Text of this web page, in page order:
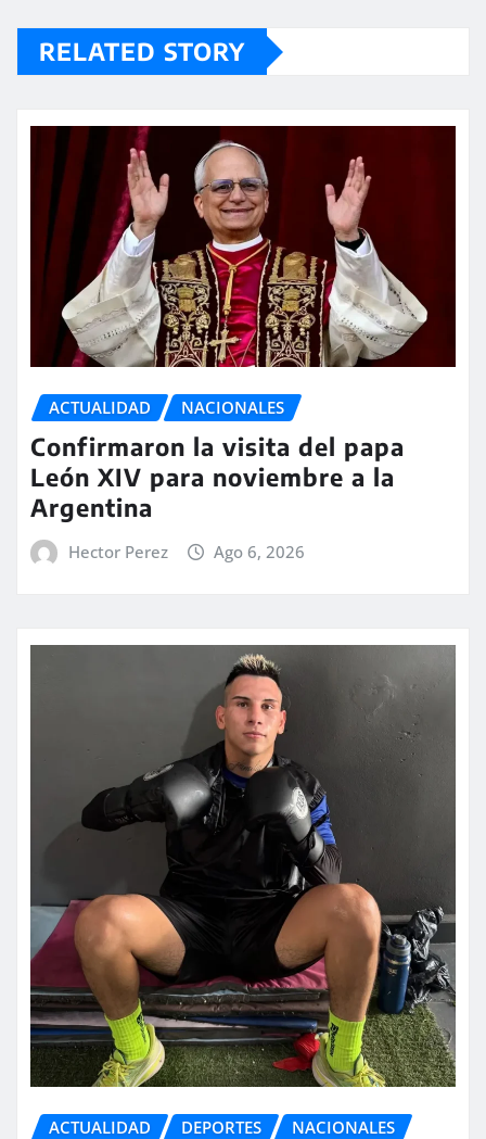
RELATED STORY
ACTUALIDAD NACIONALES
Confirmaron la visita del papa
León XIV para noviembre a la
Argentina
Hector Perez Ago 6, 2026
ACTUALIDAD DEPORTES NACIONALES